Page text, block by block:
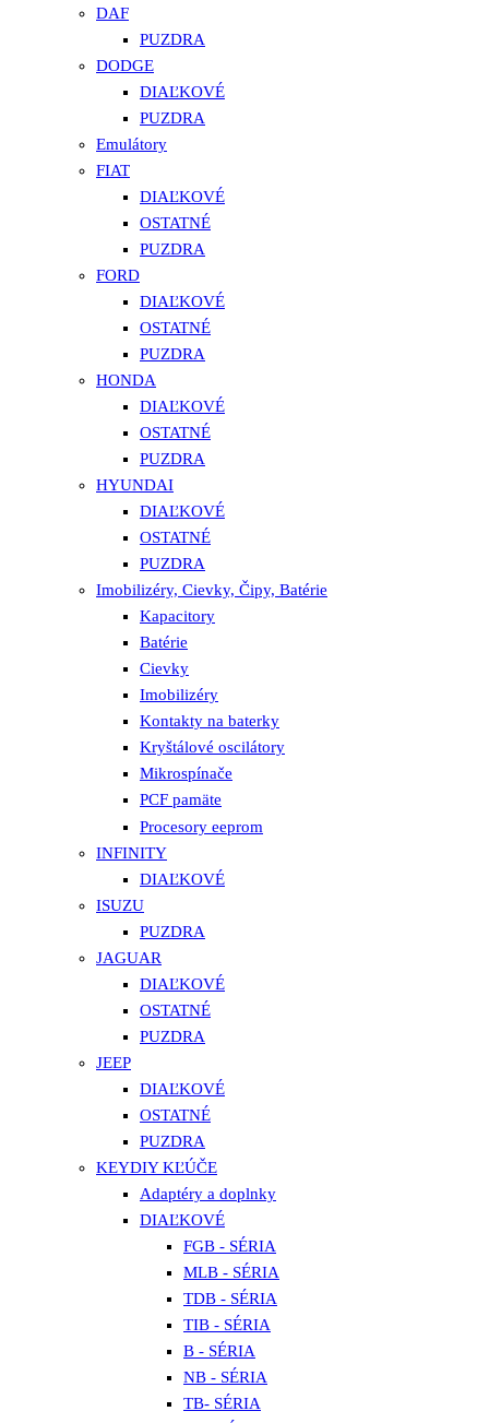
DAF
PUZDRA
DODGE
DIAĽKOVÉ
PUZDRA
Emulátory
FIAT
DIAĽKOVÉ
OSTATNÉ
PUZDRA
FORD
DIAĽKOVÉ
OSTATNÉ
PUZDRA
HONDA
DIAĽKOVÉ
OSTATNÉ
PUZDRA
HYUNDAI
DIAĽKOVÉ
OSTATNÉ
PUZDRA
Imobilizéry, Cievky, Čipy, Batérie
Kapacitory
Batérie
Cievky
Imobilizéry
Kontakty na baterky
Kryštálové oscilátory
Mikrospínače
PCF pamäte
Procesory eeprom
INFINITY
DIAĽKOVÉ
ISUZU
PUZDRA
JAGUAR
DIAĽKOVÉ
OSTATNÉ
PUZDRA
JEEP
DIAĽKOVÉ
OSTATNÉ
PUZDRA
KEYDIY KĽÚČE
Adaptéry a doplnky
DIAĽKOVÉ
FGB - SÉRIA
MLB - SÉRIA
TDB - SÉRIA
TIB - SÉRIA
B - SÉRIA
NB - SÉRIA
TB- SÉRIA